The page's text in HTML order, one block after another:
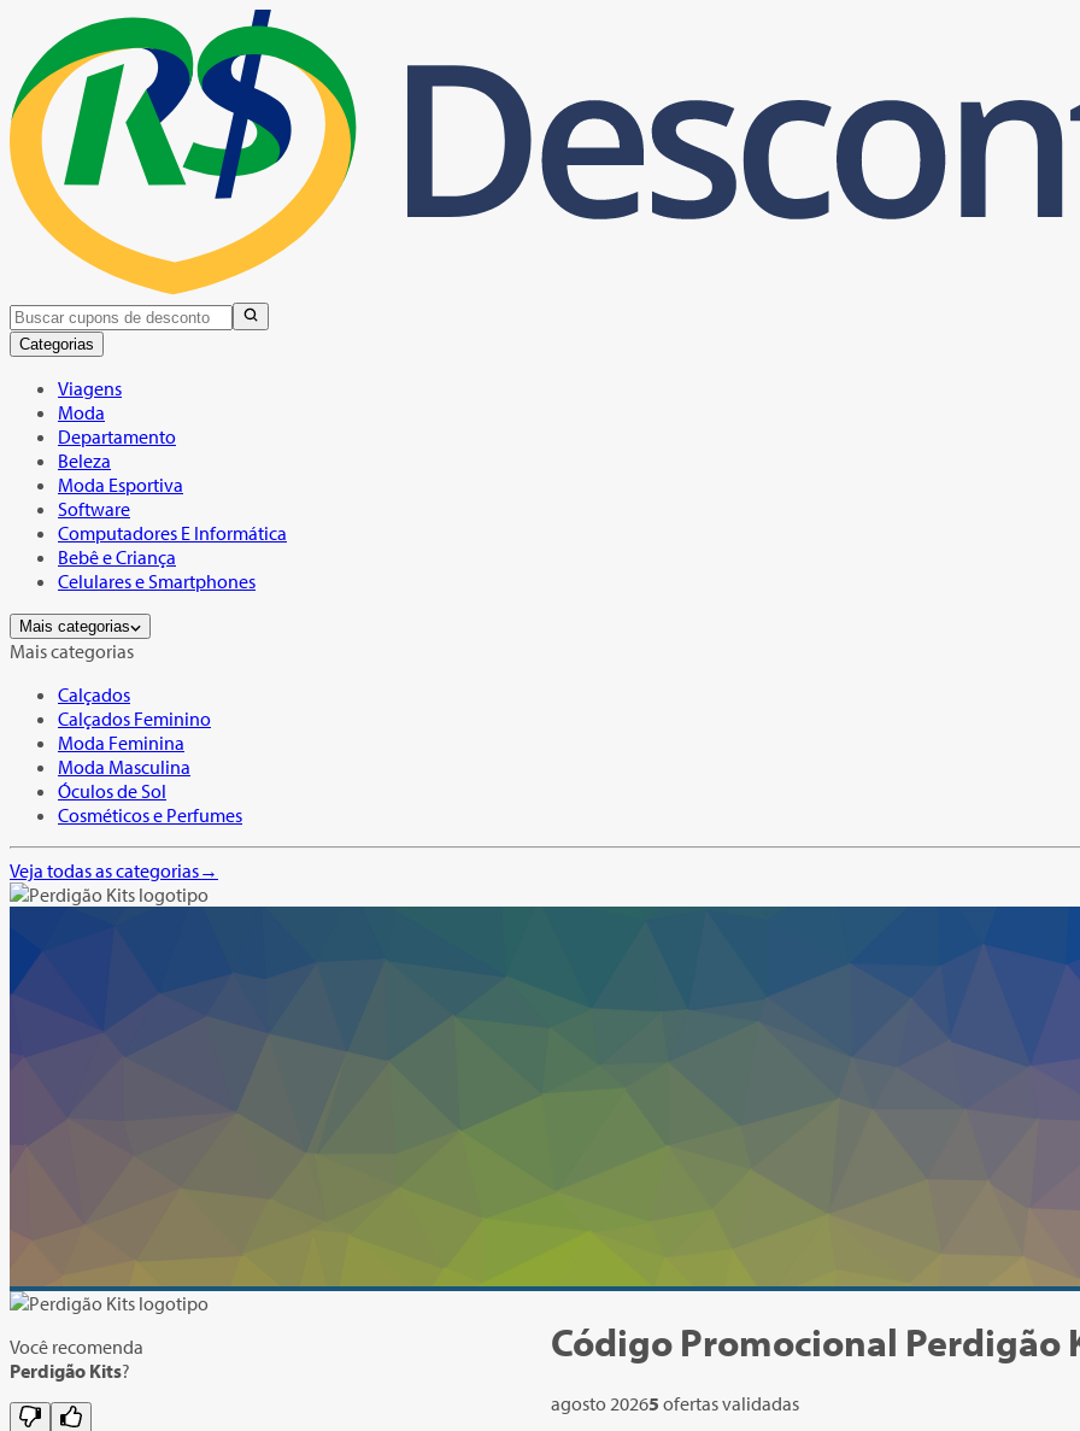
Categorias
Viagens
Moda
Departamento
Beleza
Moda Esportiva
Software
Computadores E Informática
Bebê e Criança
Celulares e Smartphones
Mais categorias
Mais categorias
Calçados
Calçados Feminino
Moda Feminina
Moda Masculina
Óculos de Sol
Cosméticos e Perfumes
Veja todas as categorias→
Você recomenda
Perdigão Kits?
Código Promocional Perdigão
agosto 20265 ofertas validadas